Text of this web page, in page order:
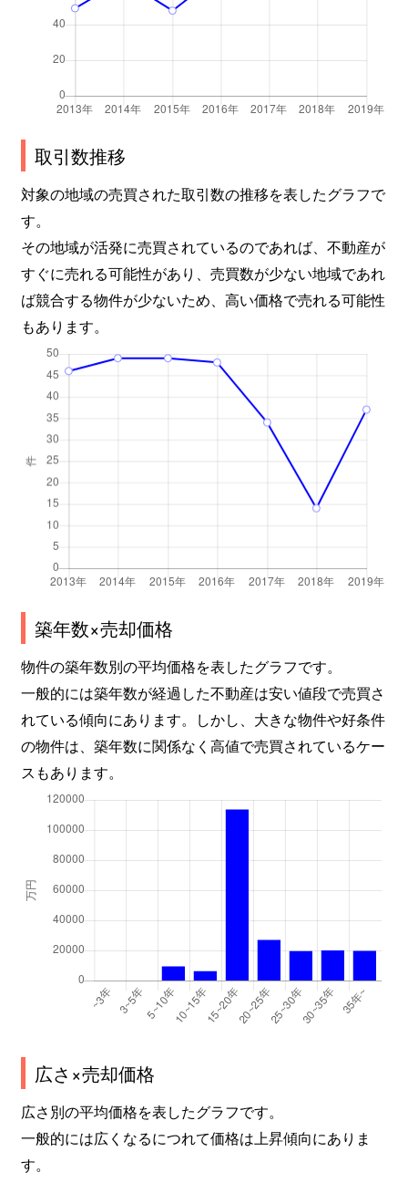
東桜 100万円
高岳
前浪町
990万円
砂田橋
明倫町
明倫町
4,500万円
大曽根
矢田
2,100万円
ナゴヤドーム前矢田
矢田南
4,000万円
大曽根
矢田南
山口町
芳野
尼ケ坂
芳野
森下(愛知)
取引数推移
対象の地域の売買された取引数の推移を表したグラフで
す。
その地域が活発に売買されているのであれば、不動産が
すぐに売れる可能性があり、売買数が少ない地域であれ
ば競合する物件が少ないため、高い価格で売れる可能性
もあります。
築年数×売却価格
物件の築年数別の平均価格を表したグラフです。
一般的には築年数が経過した不動産は安い値段で売買さ
れている傾向にあります。しかし、大きな物件や好条件
の物件は、築年数に関係なく高値で売買されているケー
スもあります。
広さ×売却価格
広さ別の平均価格を表したグラフです。
一般的には広くなるにつれて価格は上昇傾向にありま
す。